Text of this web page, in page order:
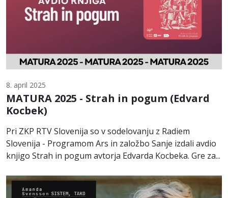
8. april 2025
MATURA 2025 - Strah in pogum (Edvard
Kocbek)
Pri ZKP RTV Slovenija so v sodelovanju z Radiem
Slovenija - Programom Ars in založbo Sanje izdali avdio
knjigo Strah in pogum avtorja Edvarda Kocbeka. Gre za...